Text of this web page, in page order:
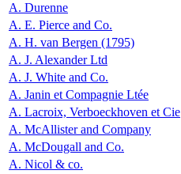
A. Durenne
A. E. Pierce and Co.
A. H. van Bergen (1795)
A. J. Alexander Ltd
A. J. White and Co.
A. Janin et Compagnie Ltée
A. Lacroix, Verboeckhoven et Cie
A. McAllister and Company
A. McDougall and Co.
A. Nicol & co.